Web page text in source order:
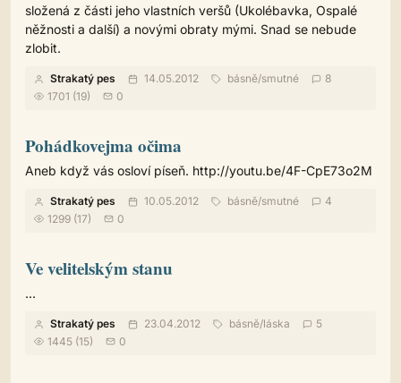
složená z části jeho vlastních veršů (Ukolébavka, Ospalé
něžnosti a další) a novými obraty mými. Snad se nebude
zlobit.
Strakatý pes 14.05.2012 básně/smutné
8
1701 (19)
0
Pohádkovejma očima
Aneb když vás osloví píseň. http://youtu.be/4F-CpE73o2M
Strakatý pes 10.05.2012 básně/smutné
4
1299 (17)
0
Ve velitelským stanu
...
Strakatý pes 23.04.2012 básně/láska
5
1445 (15)
0